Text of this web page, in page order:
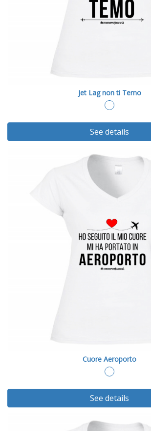
Jet Lag non ti Temo
See details
Cuore Aeroporto
See details